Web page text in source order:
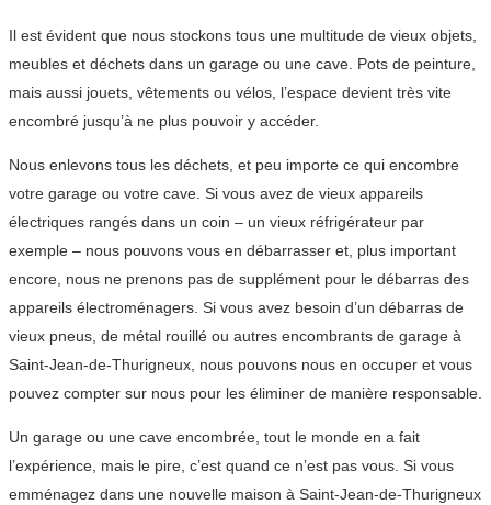
Il est évident que nous stockons tous une multitude de vieux objets,
meubles et déchets dans un garage ou une cave. Pots de peinture,
mais aussi jouets, vêtements ou vélos, l’espace devient très vite
encombré jusqu’à ne plus pouvoir y accéder.
Nous enlevons tous les déchets, et peu importe ce qui encombre
votre garage ou votre cave. Si vous avez de vieux appareils
électriques rangés dans un coin – un vieux réfrigérateur par
exemple – nous pouvons vous en débarrasser et, plus important
encore, nous ne prenons pas de supplément pour le débarras des
appareils électroménagers. Si vous avez besoin d’un débarras de
vieux pneus, de métal rouillé ou autres encombrants de garage à
Saint-Jean-de-Thurigneux, nous pouvons nous en occuper et vous
pouvez compter sur nous pour les éliminer de manière responsable.
Un garage ou une cave encombrée, tout le monde en a fait
l’expérience, mais le pire, c’est quand ce n’est pas vous. Si vous
emménagez dans une nouvelle maison à Saint-Jean-de-Thurigneux